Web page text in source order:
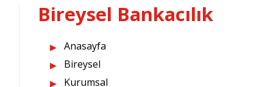
Bireysel Bankacılık
Anasayfa
Bireysel
Kurumsal